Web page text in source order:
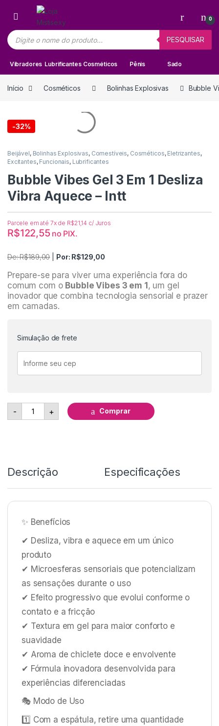
Skip to navigation
Skip to content
0
Pesquisar produtos
PESQUISAR
Vibradores Lubrificantes Cosméticos Pênis Sado
Início Cosméticos Bolinhas Explosivas Bubble
-32%
Beijável, Bolinhas Explosivas, Comestíveis, Cosméticos, Eletrizantes,
Excitantes, Funcionais, Lubrificantes
Bubble Vibes Gel 3 Em 1 Desliza
Vibra Aquece – Intt
Parcele em até 7x de R$21,14 c/ Juros
R$122,55 no PIX.
De:R$189,00| Por: R$129,00
Prepare-se para viver uma experiência fora do
comum com o Bubble Vibes 3 em 1 , um gel
inovador que combina tecnologia sensorial e prazer
em camadas.
Simulação de frete
- Bubble Vibes Gel 3 Em 1 Desliza Vibra Aquece - Intt
+ Comprar
Descrição Especificações
✨ Benefícios
✔ Desliza, vibra e aquece em um único
produto
✔ Microesferas sensoriais que potencializam
as sensações durante o uso
✔ Efeito progressivo que evolui conforme o
contato e a fricção
✔ Textura em gel para maior conforto e
suavidade
✔ Aroma de chiclete doce e envolvente
✔ Fórmula inovadora desenvolvida para
experiências diferenciadas
🎭 Modo de Uso
1️⃣ Com a espátula, retire uma quantidade